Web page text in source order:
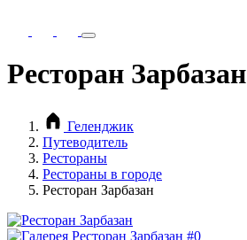
Ресторан Зарбазан
Геленджик
Путеводитель
Рестораны
Рестораны в городе
Ресторан Зарбазан